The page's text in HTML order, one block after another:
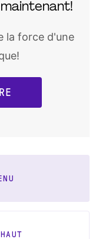
la force d'une